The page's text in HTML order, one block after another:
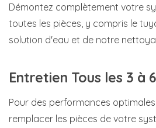
Démontez complètement votre
toutes les pièces, y compris le
solution d'eau et de notre
Entretien Tous les 3 à
Pour des performances
remplacer les pièces de votre